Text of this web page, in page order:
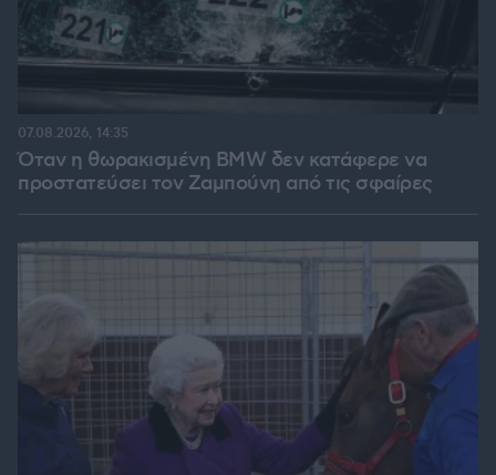
Όταν η θωρακισμένη BMW δεν κατάφερε να
προστατεύσει τον Ζαμπούνη από τις σφαίρες
07.08.2026, 14:35